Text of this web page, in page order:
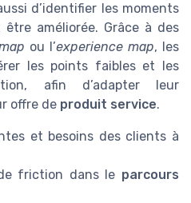
d’identifier les moments
être améliorée. Grâce à des
ou l’experience map, les
les points faibles et les
afin d’adapter leur
offre de produit service.
et besoins des clients à
friction dans le parcours